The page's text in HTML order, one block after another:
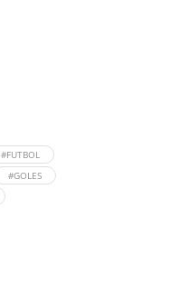
#FUTBOL
#GOLES